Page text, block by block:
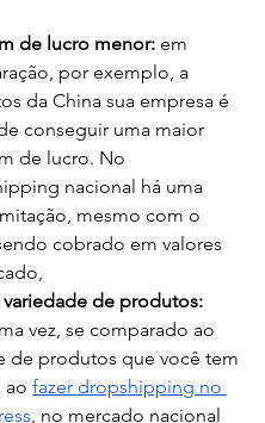
de lucro menor: em
por exemplo, a
da China sua empresa é
conseguir uma maior
de lucro. No
nacional há uma
mesmo com o
cobrado em valores
de produtos:
vez, se comparado ao
de produtos que você tem
ao fazer dropshipping no
, no mercado nacional